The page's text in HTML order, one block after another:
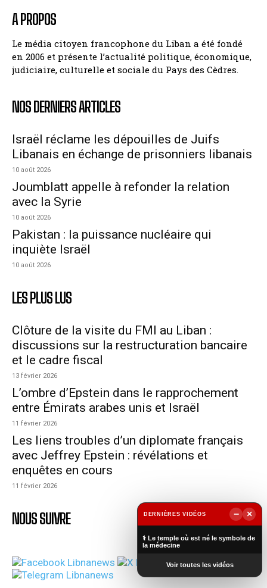
A PROPOS
Le média citoyen francophone du Liban a été fondé
en 2006 et présente l’actualité politique, économique,
judiciaire, culturelle et sociale du Pays des Cèdres.
NOS DERNIERS ARTICLES
Israël réclame les dépouilles de Juifs
Libanais en échange de prisonniers libanais
10 août 2026
Joumblatt appelle à refonder la relation
avec la Syrie
10 août 2026
Pakistan : la puissance nucléaire qui
inquiète Israël
10 août 2026
LES PLUS LUS
Clôture de la visite du FMI au Liban :
discussions sur la restructuration bancaire
et le cadre fiscal
13 février 2026
L’ombre d’Epstein dans le rapprochement
entre Émirats arabes unis et Israël
11 février 2026
Les liens troubles d’un diplomate français
avec Jeffrey Epstein : révélations et
enquêtes en cours
11 février 2026
NOUS SUIVRE DERNIÈRES VIDÉOS −
×
⚕️ Le temple où est né le symbole de
la médecine
Voir toutes les vidéos